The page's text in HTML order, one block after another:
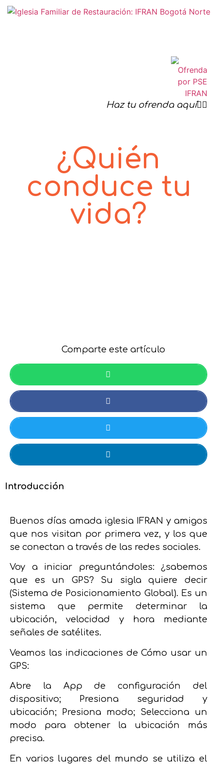
Haz tu ofrenda aquí☝🏻
¿Quién
conduce tu
vida?
Comparte este artículo
Introducción
Buenos días amada iglesia IFRAN y amigos
que nos visitan por primera vez, y los que
se conectan a través de las redes sociales.
Voy a iniciar preguntándoles: ¿sabemos
que es un GPS? Su sigla quiere decir
(Sistema de Posicionamiento Global). Es un
sistema que permite determinar la
ubicación, velocidad y hora mediante
señales de satélites.
Veamos las indicaciones de Cómo usar un
GPS:
Abre la App de configuración del
dispositivo; Presiona seguridad y
ubicación; Presiona modo; Selecciona un
modo para obtener la ubicación más
precisa.
En varios lugares del mundo se utiliza el